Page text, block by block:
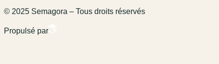
© 2025 Semagora – Tous droits réservés
Propulsé par